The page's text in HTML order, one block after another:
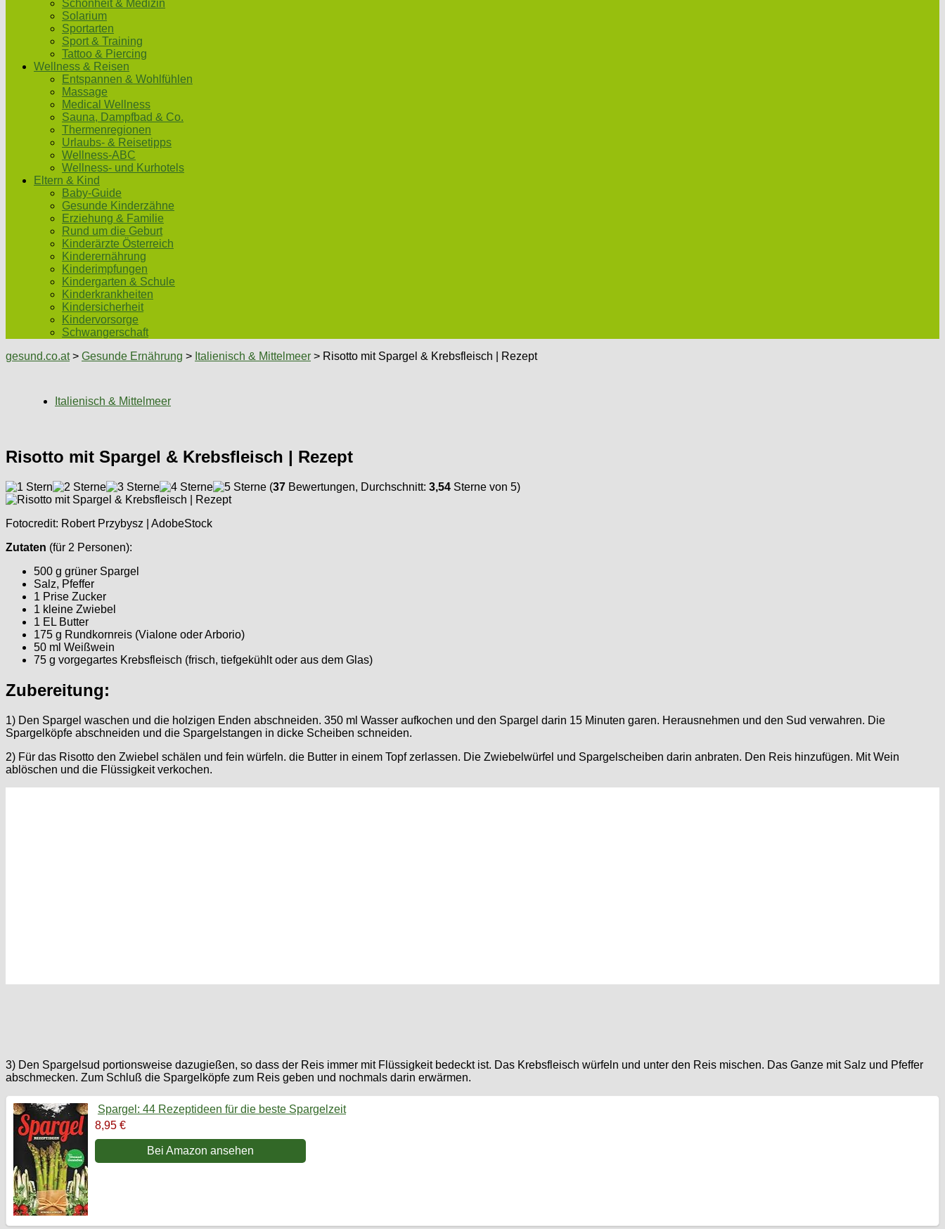
Schönheit & Medizin
Solarium
Sportarten
Sport & Training
Tattoo & Piercing
Wellness & Reisen
Entspannen & Wohlfühlen
Massage
Medical Wellness
Sauna, Dampfbad & Co.
Thermenregionen
Urlaubs- & Reisetipps
Wellness-ABC
Wellness- und Kurhotels
Eltern & Kind
Baby-Guide
Gesunde Kinderzähne
Erziehung & Familie
Rund um die Geburt
Kinderärzte Österreich
Kinderernährung
Kinderimpfungen
Kindergarten & Schule
Kinderkrankheiten
Kindersicherheit
Kindervorsorge
Schwangerschaft
gesund.co.at> Gesunde Ernährung > Italienisch & Mittelmeer > Risotto mit Spargel & Krebsfleisch | Rezept
Italienisch & Mittelmeer
Risotto mit Spargel & Krebsfleisch | Rezept
(37 Bewertungen, Durchschnitt: 3,54 Sterne von 5)
Fotocredit: Robert Przybysz | AdobeStock
Zutaten (für 2 Personen):
500 g grüner Spargel
Salz, Pfeffer
1 Prise Zucker
1 kleine Zwiebel
1 EL Butter
175 g Rundkornreis (Vialone oder Arborio)
50 ml Weißwein
75 g vorgegartes Krebsfleisch (frisch, tiefgekühlt oder aus dem Glas)
Zubereitung:
1) Den Spargel waschen und die holzigen Enden abschneiden. 350 ml Wasser aufkochen und den Spargel darin 15 Minuten garen. Herausnehmen und den Sud verwahren. Die
Spargelköpfe abschneiden und die Spargelstangen in dicke Scheiben schneiden.
2) Für das Risotto den Zwiebel schälen und fein würfeln. die Butter in einem Topf zerlassen. Die Zwiebelwürfel und Spargelscheiben darin anbraten. Den Reis hinzufügen. Mit Wein
ablöschen und die Flüssigkeit verkochen.
3) Den Spargelsud portionsweise dazugießen, so dass der Reis immer mit Flüssigkeit bedeckt ist. Das Krebsfleisch würfeln und unter den Reis mischen. Das Ganze mit Salz und Pfeffer
abschmecken. Zum Schluß die Spargelköpfe zum Reis geben und nochmals darin erwärmen.
Spargel: 44 Rezeptideen für die beste Spargelzeit
8,95 €
Bei Amazon ansehen